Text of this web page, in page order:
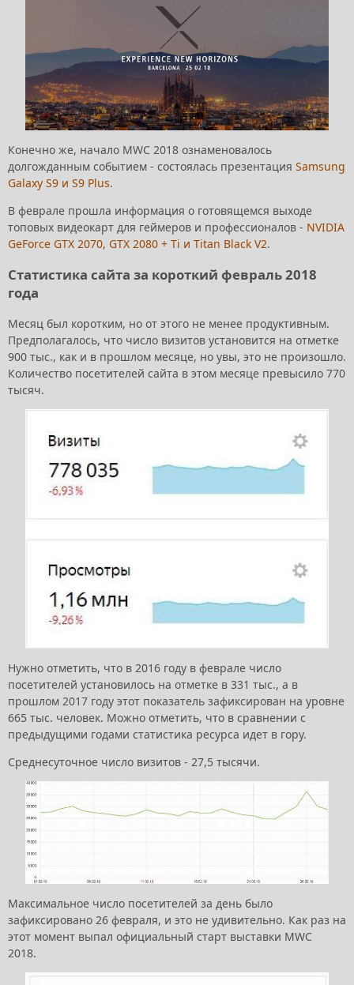
Конечно же, начало MWC 2018 ознаменовалось
долгожданным событием - состоялась презентация Samsung
Galaxy S9 и S9 Plus.
В феврале прошла информация о готовящемся выходе
топовых видеокарт для геймеров и профессионалов - NVIDIA
GeForce GTX 2070, GTX 2080 + Ti и Titan Black V2.
Статистика сайта за короткий февраль 2018
года
Месяц был коротким, но от этого не менее продуктивным.
Предполагалось, что число визитов установится на отметке
900 тыс., как и в прошлом месяце, но увы, это не произошло.
Количество посетителей сайта в этом месяце превысило 770
тысяч.
Нужно отметить, что в 2016 году в феврале число
посетителей установилось на отметке в 331 тыс., а в
прошлом 2017 году этот показатель зафиксирован на уровне
665 тыс. человек. Можно отметить, что в сравнении с
предыдущими годами статистика ресурса идет в гору.
Среднесуточное число визитов - 27,5 тысячи.
Максимальное число посетителей за день было
зафиксировано 26 февраля, и это не удивительно. Как раз на
этот момент выпал официальный старт выставки MWC
2018.